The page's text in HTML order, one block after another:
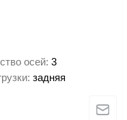
осей 3
задняя